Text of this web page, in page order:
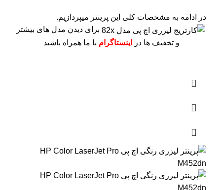
در ادامه به مشخصات کلی این پرینتر میپردازیم.
برای دیدن مدل های بیشتر
و تخفیف ها در
اینستاگرام با ما همراه باشید